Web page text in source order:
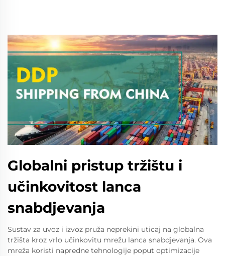
Globalni pristup tržištu i
učinkovitost lanca
snabdjevanja
Sustav za uvoz i izvoz pruža neprekini uticaj na globalna
tržišta kroz vrlo učinkovitu mrežu lanca snabdjevanja. Ova
mreža koristi napredne tehnologije poput optimizacije